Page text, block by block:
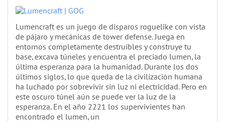
Lumencraft es un juego de disparos roguelike con vista
de pájaro y mecánicas de tower defense. Juega en
entornos completamente destruibles y construye tu
base, excava túneles y encuentra el preciado lumen, la
última esperanza para la humanidad. Durante los dos
últimos siglos, lo que queda de la civilización humana
ha luchado por sobrevivir sin luz ni electricidad. Pero en
este oscuro túnel aún se puede ver la luz de la
esperanza. En el año 2221 los supervivientes han
encontrado el lumen, un